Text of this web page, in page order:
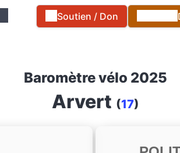
Soutien / Don
Baromètre vélo 2025
Arvert (17)